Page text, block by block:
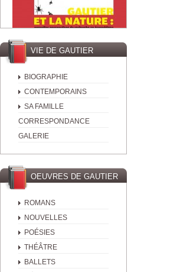
VIE DE GAUTIER
BIOGRAPHIE
CONTEMPORAINS
SA FAMILLE
CORRESPONDANCE
GALERIE
OEUVRES DE GAUTIER
ROMANS
NOUVELLES
POÉSIES
THÉÂTRE
BALLETS